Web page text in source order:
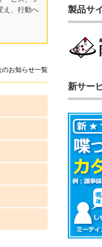
え、行動へ
のお知らせ一覧
製品サ
新サー